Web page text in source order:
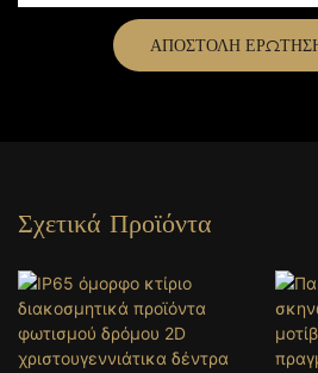
ΑΠΟΣΤΟΛΉ
Σχετικά Προϊόντα